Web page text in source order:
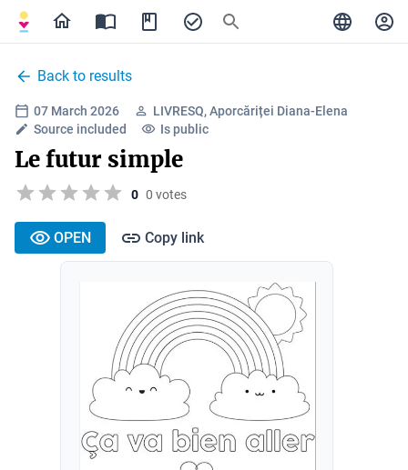
Back to results
07 March 2026
LIVRESQ, Aporcăriței Diana-Elena
Source included
Is public
Le futur simple
0 0 votes
OPEN Copy link